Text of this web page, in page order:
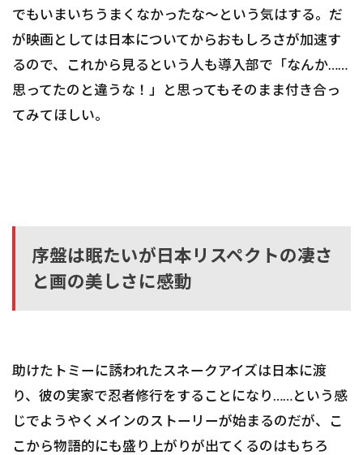
でもいまいちうまくなかったな～という気はする。だ
が映画としては日本についてからおもしろさが加速す
るので、これから見るという人も導入部で「なんか……
思ってたのと違うな！」と思ってもそのまま付き合っ
てみてほしい。
序盤は眠たいが日本リスペクトの凄さ
と画の美しさに感動
助けたトミーに誘われたスネークアイズは日本に渡
り、彼の実家で忍者修行をすることになり……という感
じでようやくメインのストーリーが始まるのだが、こ
こから物語的にも盛り上がりが出てくるのはもちろ